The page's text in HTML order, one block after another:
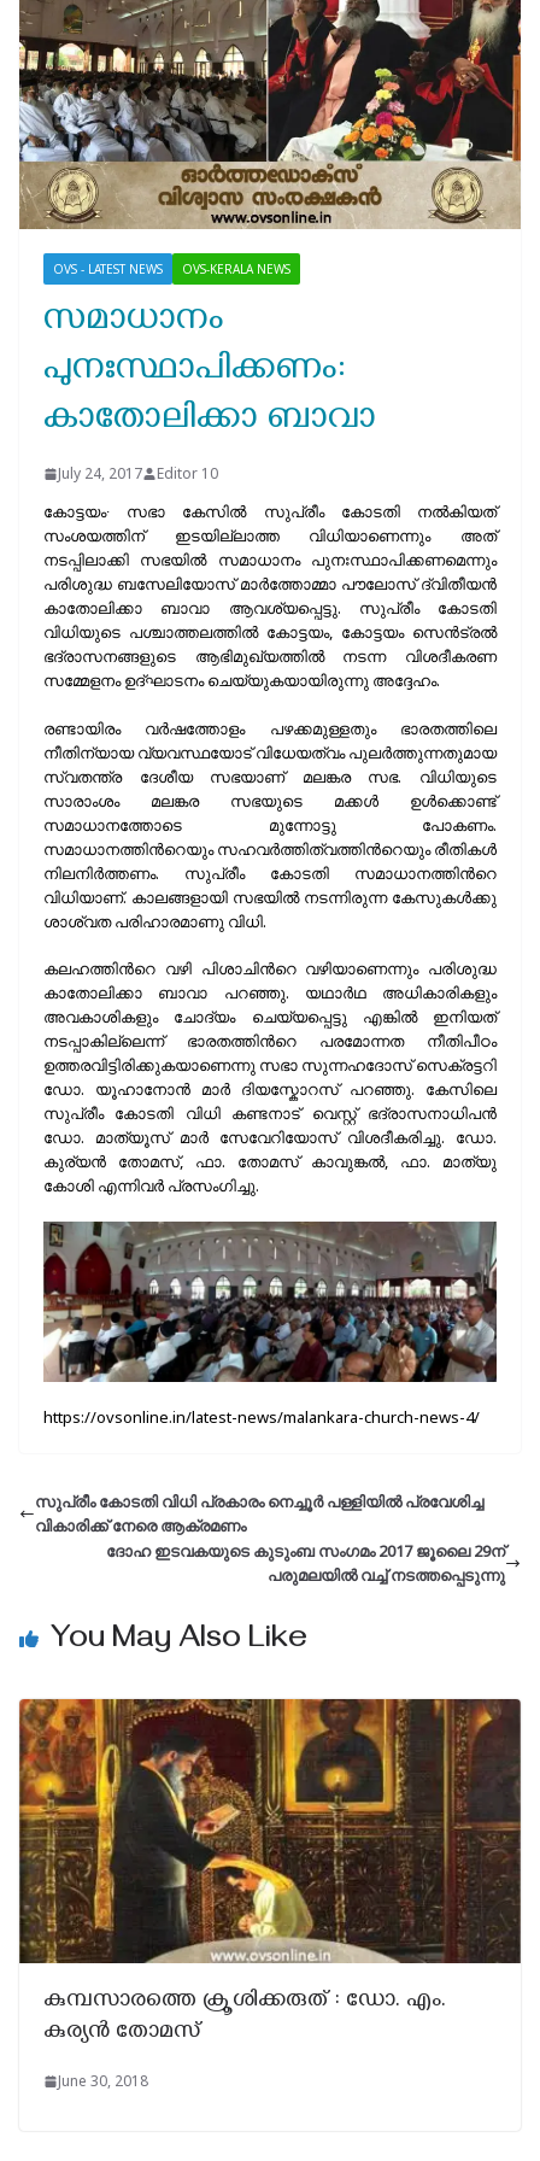
OVS - LATEST NEWS OVS-KERALA NEWS
സമാധാനം
പുനഃസ്ഥാപിക്കണം:
കാതോലിക്കാ ബാവാ
July 24, 2017 Editor 10
കോട്ടയം∙ സഭാ കേസിൽ സുപ്രീം കോടതി നൽകിയത്
സംശയത്തിന് ഇടയില്ലാത്ത വിധിയാണെന്നും അത്
നടപ്പിലാക്കി സഭയിൽ സമാധാനം പുനഃസ്ഥാപിക്കണമെന്നും
പരിശുദ്ധ ബസേലിയോസ് മാർത്തോമ്മാ പൗലോസ് ദ്വിതീയൻ
കാതോലിക്കാ ബാവാ ആവശ്യപ്പെട്ടു. സുപ്രീം കോടതി
വിധിയുടെ പശ്ചാത്തലത്തിൽ കോട്ടയം, കോട്ടയം സെൻട്രൽ
ഭദ്രാസനങ്ങളുടെ ആഭിമുഖ്യത്തിൽ നടന്ന വിശദീകരണ
സമ്മേളനം ഉദ്ഘാടനം ചെയ്യുകയായിരുന്നു അദ്ദേഹം.
രണ്ടായിരം വർഷത്തോളം പഴക്കമുള്ളതും ഭാരതത്തിലെ
നീതിന്യായ വ്യവസ്ഥയോട് വിധേയത്വം പുലർത്തുന്നതുമായ
സ്വതന്ത്ര ദേശീയ സഭയാണ് മലങ്കര സഭ. വിധിയുടെ
സാരാംശം മലങ്കര സഭയുടെ മക്കൾ ഉൾക്കൊണ്ട്
സമാധാനത്തോടെ മുന്നോട്ടു പോകണം.
സമാധാനത്തിന്‍റെയും സഹവർത്തിത്വത്തിന്‍റെയും രീതികൾ
നിലനിർത്തണം. സുപ്രീം കോടതി സമാധാനത്തിന്‍റെ
വിധിയാണ്. കാലങ്ങളായി സഭയിൽ നടന്നിരുന്ന കേസുകൾക്കു
ശാശ്വത പരിഹാരമാണു വിധി.
കലഹത്തിന്‍റെ വഴി പിശാചിന്‍റെ വഴിയാണെന്നും പരിശുദ്ധ
കാതോലിക്കാ ബാവാ പറഞ്ഞു. യഥാർഥ അധികാരികളും
അവകാശികളും ചോദ്യം ചെയ്യപ്പെട്ടു എങ്കിൽ ഇനിയത്
നടപ്പാകില്ലെന്ന് ഭാരതത്തിന്‍റെ പരമോന്നത നീതിപീഠം
ഉത്തരവിട്ടിരിക്കുകയാണെന്നു സഭാ സുന്നഹദോസ് സെക്രട്ടറി
ഡോ. യൂഹാനോൻ മാർ ദിയസ്കോറസ് പറഞ്ഞു. കേസിലെ
സുപ്രീം കോടതി വിധി കണ്ടനാട് വെസ്റ്റ് ഭദ്രാസനാധിപൻ
ഡോ. മാത്യൂസ് മാർ സേവേറിയോസ് വിശദീകരിച്ചു. ഡോ.
കുര്യൻ തോമസ്, ഫാ. തോമസ് കാവുങ്കൽ, ഫാ. മാത്യു
കോശി എന്നിവർ പ്രസംഗിച്ചു.
https://ovsonline.in/latest-news/malankara-church-news-4/
സുപ്രീം കോടതി വിധി പ്രകാരം നെച്ചൂർ പള്ളിയിൽ പ്രവേശിച്ച
വികാരിക്ക് നേരെ ആക്രമണം
ദോഹ ഇടവകയുടെ കുടുംബ സംഗമം 2017 ജൂലൈ 29ന്
പരുമലയില്‍ വച്ച് നടത്തപ്പെടുന്നു
You May Also Like
കുമ്പസാരത്തെ ക്രൂശിക്കരുത് : ഡോ. എം.
കുര്യന്‍ തോമസ്
June 30, 2018